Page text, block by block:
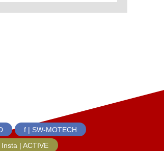
f | SW-MOTECH
Insta | ACTIVE